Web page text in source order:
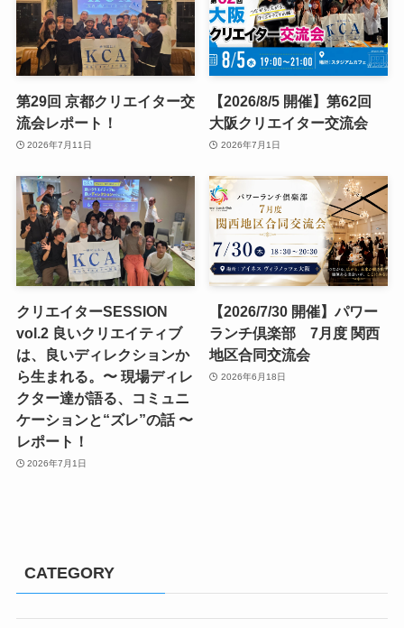
第29回 京都クリエイター交
流会レポート！
2026年7月11日
【2026/8/5 開催】第62回
大阪クリエイター交流会
2026年7月1日
クリエイターSESSION
vol.2 良いクリエイティブ
は、良いディレクションか
ら生まれる。〜 現場ディレ
クター達が語る、コミュニ
ケーションと“ズレ”の話 〜
レポート！
2026年7月1日
【2026/7/30 開催】パワー
ランチ倶楽部 7月度 関西
地区合同交流会
2026年6月18日
CATEGORY